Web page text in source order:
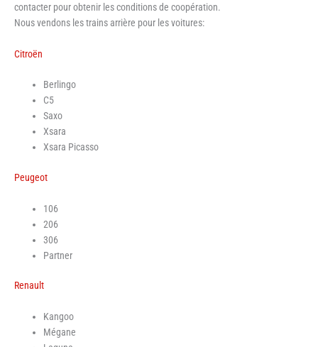
contacter pour obtenir les conditions de coopération.
Nous vendons les trains arrière pour les voitures:
Citroën
Berlingo
C5
Saxo
Xsara
Xsara Picasso
Peugeot
106
206
306
Partner
Renault
Kangoo
Mégane